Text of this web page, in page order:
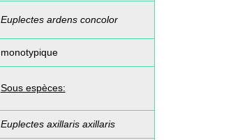
Euplectes ardens concolor
monotypique
Sous espèces:
Euplectes axillaris axillaris